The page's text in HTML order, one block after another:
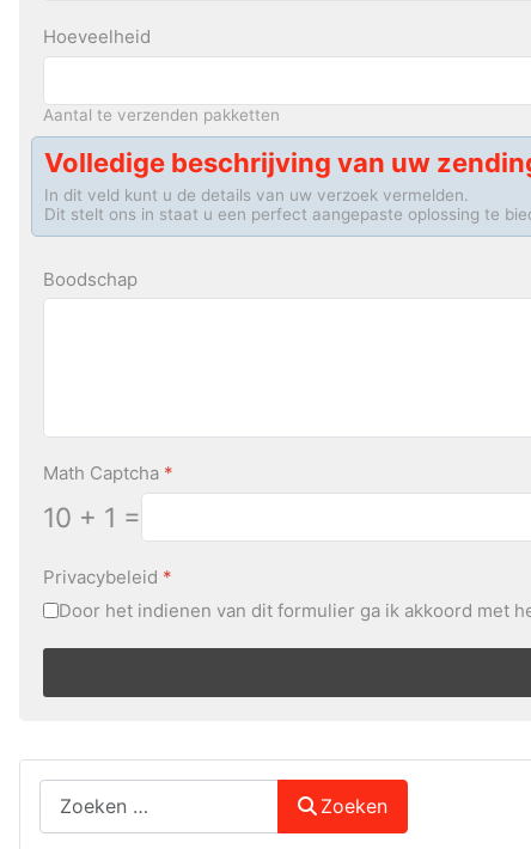
Hoeveelheid
Aantal te verzenden pakketten
Volledige beschrijving van uw
In dit veld kunt u de details van uw verzoek vermelden.
Dit stelt ons in staat u een perfect aangepaste oplossing te
Boodschap
Math Captcha *
10 + 1 =
Privacybeleid *
Door het indienen van dit formulier ga ik akkoord met
Zoeken